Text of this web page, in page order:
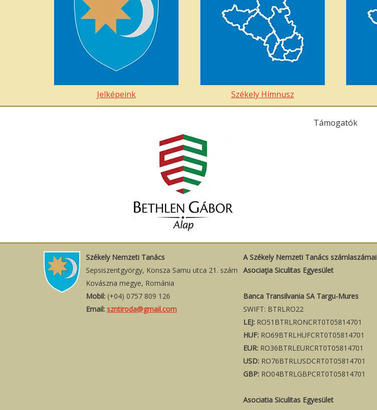
Jelképeink Székely Hímnusz
Támogatók
Székely Nemzeti Tanács
Sepsiszentgyörgy, Konsza Samu utca 21. szám
Kovászna megye, Románia
Mobil: (+04) 0757 809 126
Email: szntiroda@gmail.com
A Székely Nemzeti Tanács számlaszámai
Asociaţia Siculitas Egyesület
Banca Transilvania SA Targu-Mures
SWIFT: BTRLRO22
LEJ: RO51BTRLRONCRT0T05814701
HUF: RO69BTRLHUFCRT0T05814701
EUR: RO36BTRLEURCRT0T05814701
USD: RO76BTRLUSDCRT0T05814701
GBP: RO04BTRLGBPCRT0T05814701
Asociatia Siculitas Egyesület